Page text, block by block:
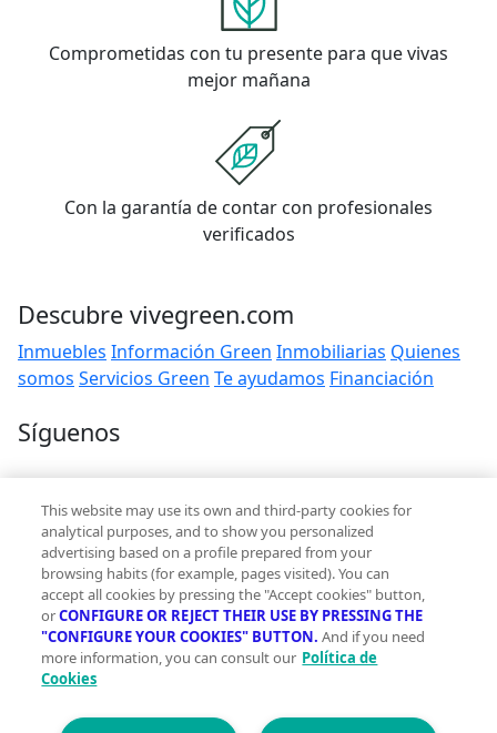
Comprometidas con tu presente para que vivas
mejor mañana
Con la garantía de contar con profesionales
verificados
Descubre vivegreen.com
Inmuebles Información Green Inmobiliarias Quienes
somos Servicios Green Te ayudamos Financiación
Síguenos
Contacto
hola@vivegreen.com
Aviso Legal
Condiciones de uso
Politica de privacidad
This website may use its own and third-party cookies for
analytical purposes, and to show you personalized
advertising based on a profile prepared from your
browsing habits (for example, pages visited). You can
accept all cookies by pressing the "Accept cookies" button,
orCONFIGURE OR REJECT THEIR USE BY PRESSING THE
"CONFIGURE YOUR COOKIES" BUTTON. And if you need
more information, you can consult our Política de
Cookies